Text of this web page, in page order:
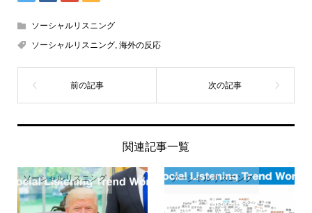
ソーシャルリスニング
ソーシャルリスニング, 海外の反応
関連記事一覧
ソーシャルリスニング ソーシャルリスニング